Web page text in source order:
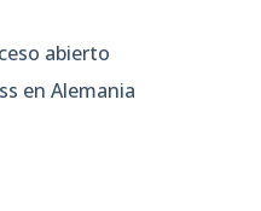
abierto
en Alemania